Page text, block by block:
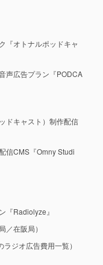
『オトナルポッドキャ
声広告プラン『PODCA
ドキャスト）制作配信
信CMS『Omny Studi
『Radiolyze』
／在阪局）
ジオ広告費用一覧）